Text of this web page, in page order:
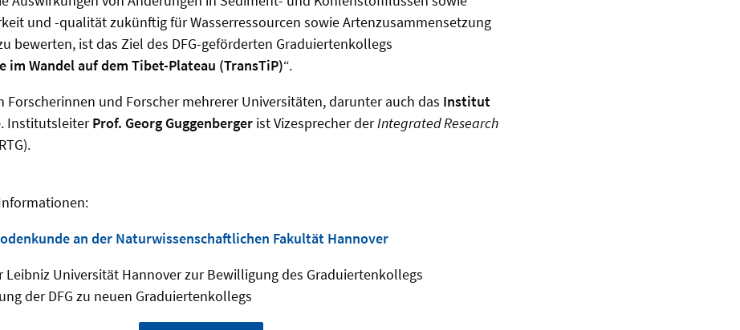
und -qualität zukünftig für Wasserressourcen sowie Artenzusammensetzung
bewerten, ist das Ziel des DFG-geförderten Graduiertenkollegs
im Wandel auf dem Tibet-Plateau (TransTiP)“.
Forscherinnen und Forscher mehrerer Universitäten, darunter auch das Institut
. InstitutsleiterProf. Georg Guggenberger ist Vizesprecher derIntegrated Research
an der Naturwissenschaftlichen Fakultät Hannover
Leibniz Universität Hannover zur Bewilligung des Graduiertenkollegs
der DFG zu neuen Graduiertenkollegs